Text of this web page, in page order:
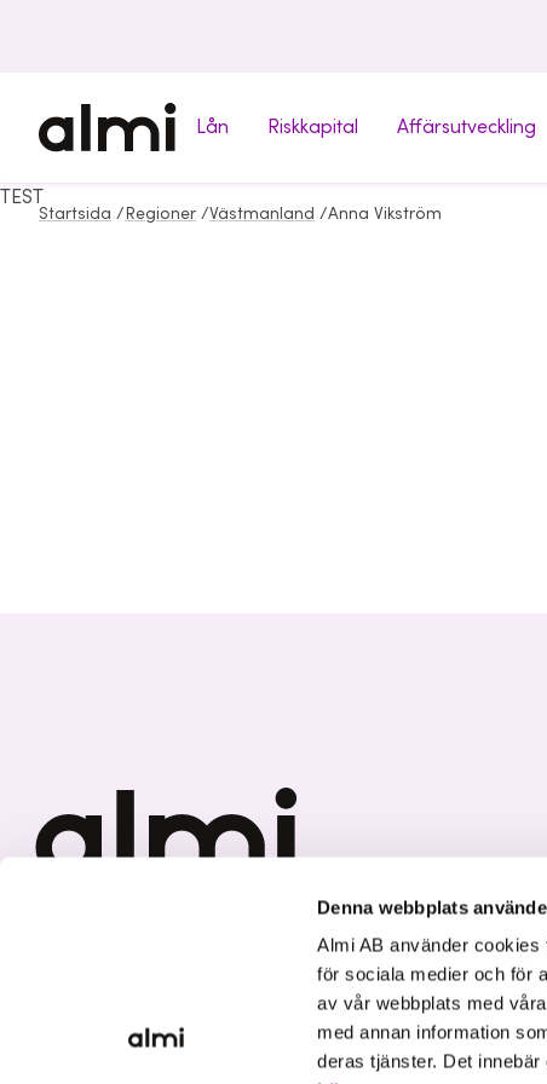
Denna webbplats
Almi AB använder cookies
för sociala medier och för
av vår webbplats med
med annan information
deras tjänster. Det
Lån Riskkapital Affärsutveckling
Startsida / Regioner /Västmanland /Anna Vikström
TEST